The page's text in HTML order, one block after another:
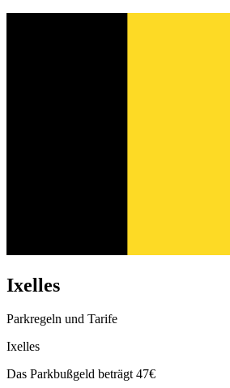
Ixelles
Parkregeln und Tarife
Ixelles
Das Parkbußgeld beträgt 47€